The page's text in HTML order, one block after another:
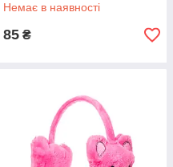
Немає в наявності
85 ₴